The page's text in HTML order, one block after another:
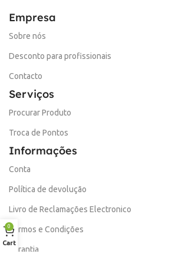
Empresa
Sobre nós
Desconto para profissionais
Contacto
Serviços
Procurar Produto
Troca de Pontos
Informações
Conta
Política de devolução
Livro de Reclamações Electronico
Termos e Condições
Garantia
0
Cart